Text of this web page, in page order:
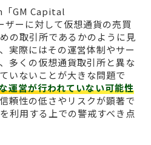
GM Capital
ーに対して仮想通貨の売買
の取引所であるかのように見
実際にはその運営体制やサー
多くの仮想通貨取引所と異な
いないことが大きな問題で
運営が行われていない可能性
頼性の低さやリスクが顕著で
利用する上での警戒すべき点